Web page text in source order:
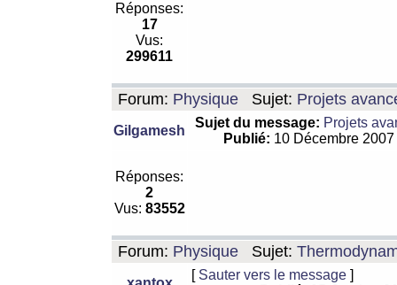
Réponses:
17
Vus:
299611
Forum: Physique Sujet: Projets
Gilgamesh
Sujet du message: Projets
Publié: 10 Décembre
Réponses:
2
Vus: 83552
Forum: Physique Sujet:
[ Sauter vers le message ]